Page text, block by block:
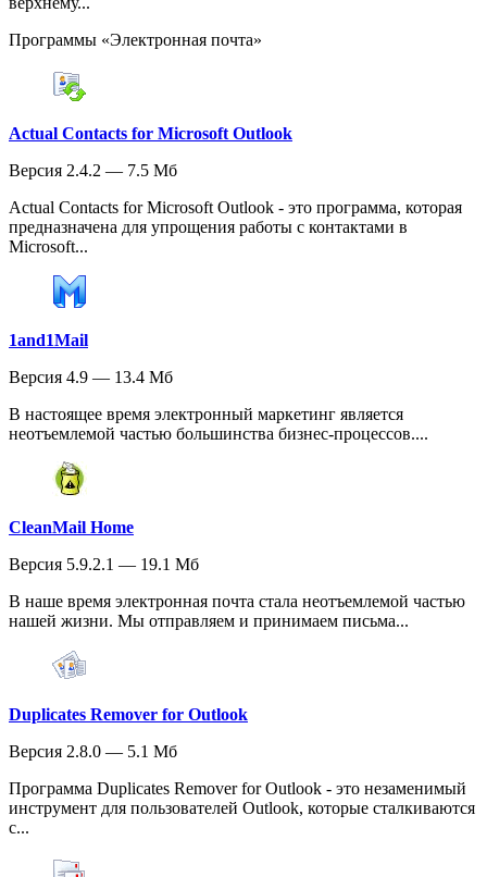
Программы «Электронная почта»
Actual Contacts for Microsoft Outlook
Версия 2.4.2 — 7.5 Мб
Actual Contacts for Microsoft Outlook - это программа, которая
предназначена для упрощения работы с контактами в
Microsoft...
1and1Mail
Версия 4.9 — 13.4 Мб
В настоящее время электронный маркетинг является
неотъемлемой частью большинства бизнес-процессов....
CleanMail Home
Версия 5.9.2.1 — 19.1 Мб
В наше время электронная почта стала неотъемлемой частью
нашей жизни. Мы отправляем и принимаем письма...
Duplicates Remover for Outlook
Версия 2.8.0 — 5.1 Мб
Программа Duplicates Remover for Outlook - это незаменимый
инструмент для пользователей Outlook, которые сталкиваются
с...